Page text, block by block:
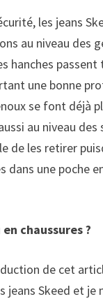
les jeans
au niveau des
hanches
une bonne
se font déjà
au niveau
de les retirer
dans une poche
chaussures ?
de cet
jeans Skeed et je